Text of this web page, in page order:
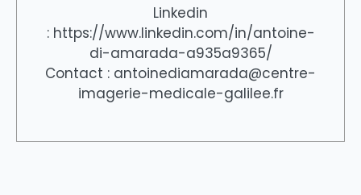
Linkedin
: https://www.linkedin.com/in/antoine-
di-amarada-a935a9365/
Contact : antoinediamarada@centre-
imagerie-medicale-galilee.fr